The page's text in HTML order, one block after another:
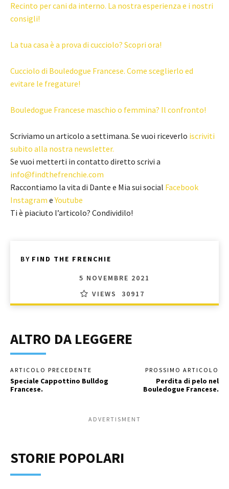
Recinto per cani da interno. La nostra esperienza e i nostri
consigli!
La tua casa è a prova di cucciolo? Scopri ora!
Cucciolo di Bouledogue Francese. Come sceglierlo ed
evitare le fregature!
Bouledogue Francese maschio o femmina? Il confronto!
Scriviamo un articolo a settimana. Se vuoi riceverlo iscriviti
subito alla nostra newsletter.
Se vuoi metterti in contatto diretto scrivi a
info@findthefrenchie.com
Raccontiamo la vita di Dante e Mia sui social Facebook
Instagram eYoutube
Ti è piaciuto l’articolo? Condividilo!
BY FIND THE FRENCHIE
5 NOVEMBRE 2021
VIEWS
30917
ALTRO DA LEGGERE
ARTICOLO PRECEDENTE
Speciale Cappottino Bulldog
Francese.
PROSSIMO ARTICOLO
Perdita di pelo nel
Bouledogue Francese.
ADVERTISMENT
STORIE POPOLARI